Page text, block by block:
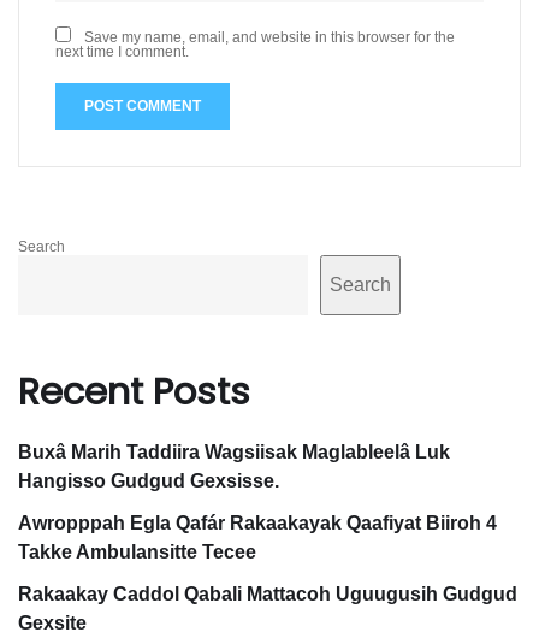
Save my name, email, and website in this browser for the
next time I comment.
Search
Search
Recent Posts
Buxâ Marih Taddiira Wagsiisak Maglableelâ Luk
Hangisso Gudgud Gexsisse.
Awropppah Egla Qafár Rakaakayak Qaafiyat Biiroh 4
Takke Ambulansitte Tecee
Rakaakay Caddol Qabali Mattacoh Uguugusih Gudgud
Gexsite